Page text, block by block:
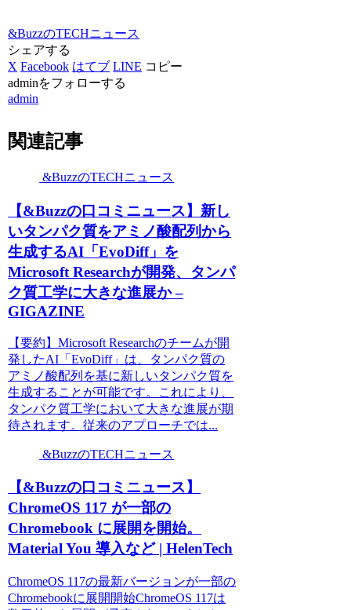
&BuzzのTECHニュース
シェアする
X Facebook はてブ LINE コピー
adminをフォローする
admin
関連記事
&BuzzのTECHニュース
【&Buzzの口コミニュース】新し
いタンパク質をアミノ酸配列から
生成するAI「EvoDiff」を
Microsoft Researchが開発、タンパ
ク質工学に大きな進展か –
GIGAZINE
【要約】Microsoft Researchのチームが開
発したAI「EvoDiff」は、タンパク質の
アミノ酸配列を基に新しいタンパク質を
生成することが可能です。これにより、
タンパク質工学において大きな進展が期
待されます。従来のアプローチでは...
&BuzzのTECHニュース
【&Buzzの口コミニュース】
ChromeOS 117 が一部の
Chromebook に展開を開始。
Material You 導入など | HelenTech
ChromeOS 117の最新バージョンが一部の
Chromebookに展開開始ChromeOS 117は